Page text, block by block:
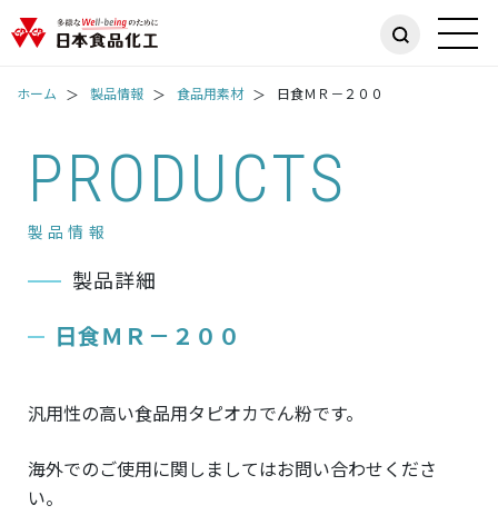
ホーム 製品情報 食品用素材 日食ＭＲ－２００
PRODUCTS
製品情報
製品詳細
日食ＭＲ－２００
汎用性の高い食品用タピオカでん粉です。
海外でのご使用に関しましてはお問い合わせくださ
い。